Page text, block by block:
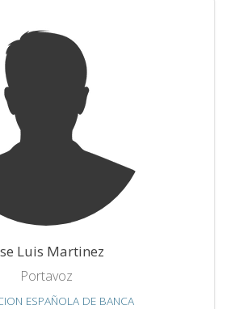
Luis Martinez
Portavoz
ESPAÑOLA DE BANCA